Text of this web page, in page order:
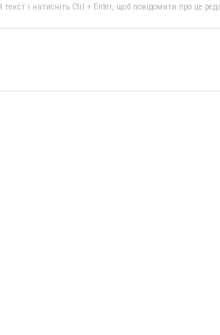
і натисніть Ctrl + Enter, щоб повідомити про це